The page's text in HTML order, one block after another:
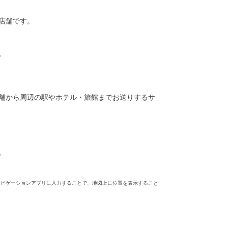
舗です。
から周辺の駅やホテル・旅館までお送りするサ
ーションアプリに入力することで、地図上に位置を表示すること